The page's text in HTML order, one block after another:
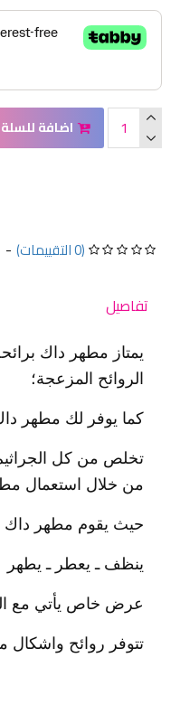
(0 التقييمات) -
اضافة للسلة
تفاصيل
يمتاز مطهر داك
الروائح المزعجة؛
كما يوفر لك مطهر
تخلص من كل
من خلال استعمال
حيث يقوم مطهر داك
ينظف ـ يعطر ـ يطهر
عرض خاص يأتي مع
تتوفر روائح واشكال